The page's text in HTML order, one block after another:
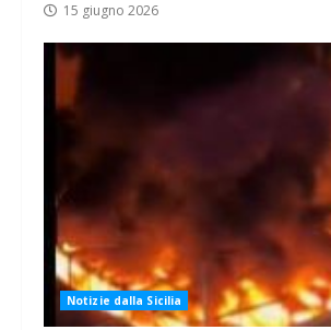
15 giugno 2026
Notizie dalla Sicilia